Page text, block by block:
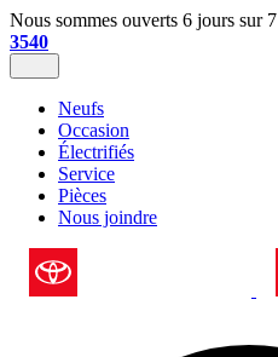
Nous sommes ouverts 6 jours sur
3540
Neufs
Occasion
Électrifiés
Service
Pièces
Nous joindre